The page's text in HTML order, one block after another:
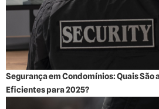
Segurança em Condomínios: Quais São
Eficientes para 2025?